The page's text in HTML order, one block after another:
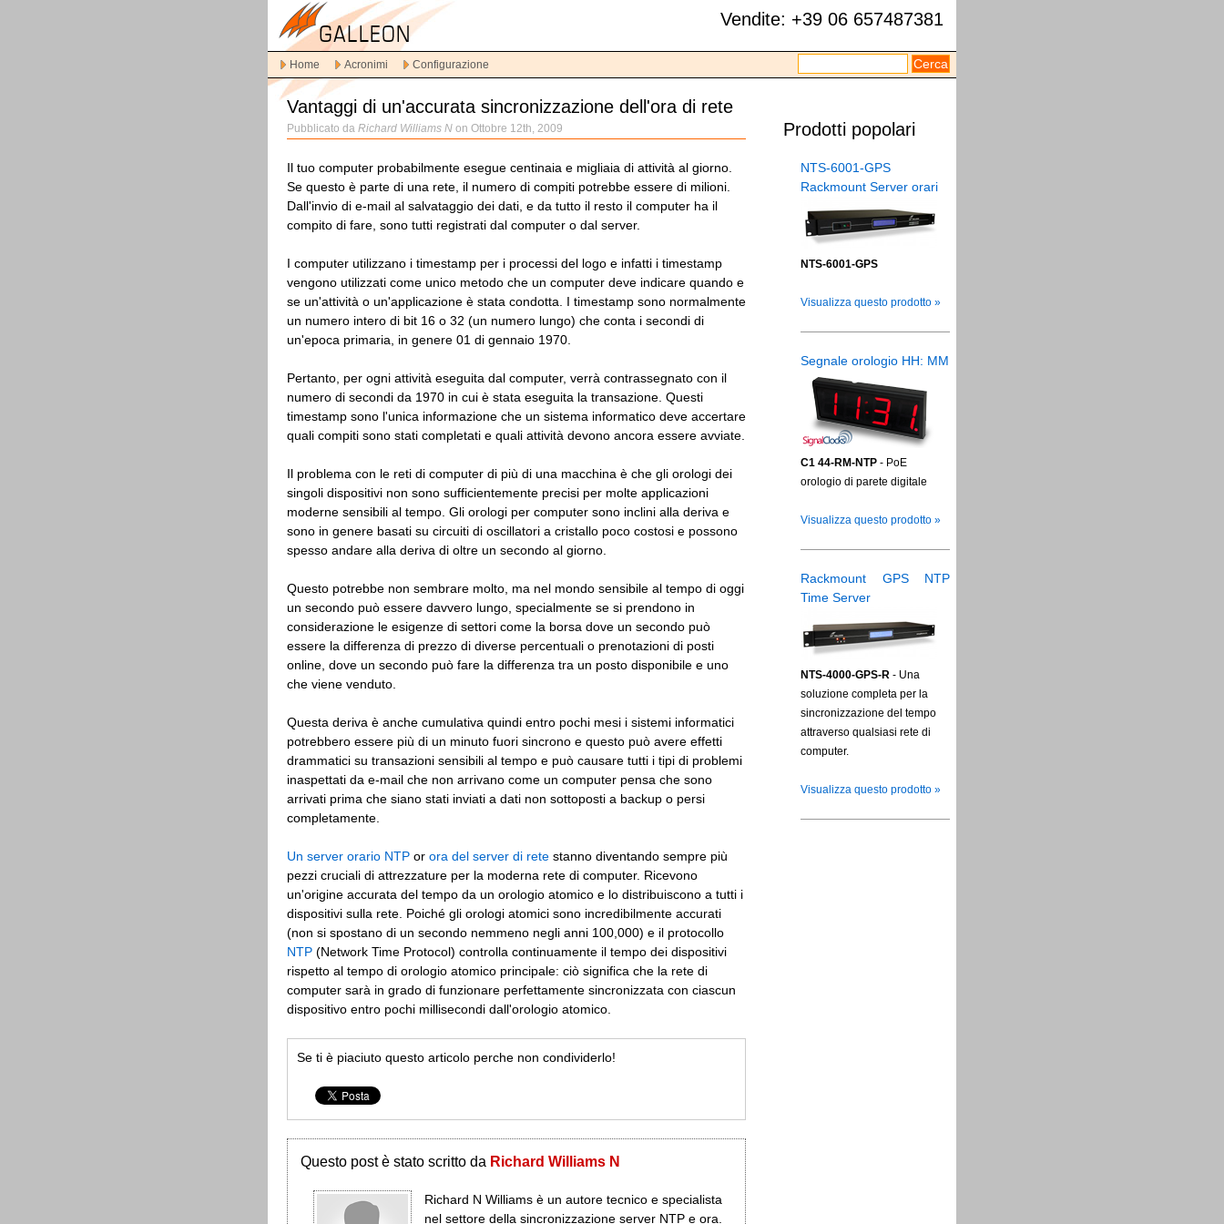
Vendite: +39 06 657487381
Home Acronimi Configurazione
Vantaggi di un'accurata sincronizzazione dell'ora di rete
Pubblicato da Richard Williams N on Ottobre 12th, 2009
Il tuo computer probabilmente esegue centinaia e migliaia di attività al giorno.
Se questo è parte di una rete, il numero di compiti potrebbe essere di milioni.
Dall'invio di e-mail al salvataggio dei dati, e da tutto il resto il computer ha il
compito di fare, sono tutti registrati dal computer o dal server.
I computer utilizzano i timestamp per i processi del logo e infatti i timestamp
vengono utilizzati come unico metodo che un computer deve indicare quando e
se un'attività o un'applicazione è stata condotta. I timestamp sono normalmente
un numero intero di bit 16 o 32 (un numero lungo) che conta i secondi di
un'epoca primaria, in genere 01 di gennaio 1970.
Pertanto, per ogni attività eseguita dal computer, verrà contrassegnato con il
numero di secondi da 1970 in cui è stata eseguita la transazione. Questi
timestamp sono l'unica informazione che un sistema informatico deve accertare
quali compiti sono stati completati e quali attività devono ancora essere avviate.
Il problema con le reti di computer di più di una macchina è che gli orologi dei
singoli dispositivi non sono sufficientemente precisi per molte applicazioni
moderne sensibili al tempo. Gli orologi per computer sono inclini alla deriva e
sono in genere basati su circuiti di oscillatori a cristallo poco costosi e possono
spesso andare alla deriva di oltre un secondo al giorno.
Questo potrebbe non sembrare molto, ma nel mondo sensibile al tempo di oggi
un secondo può essere davvero lungo, specialmente se si prendono in
considerazione le esigenze di settori come la borsa dove un secondo può
essere la differenza di prezzo di diverse percentuali o prenotazioni di posti
online, dove un secondo può fare la differenza tra un posto disponibile e uno
che viene venduto.
Questa deriva è anche cumulativa quindi entro pochi mesi i sistemi informatici
potrebbero essere più di un minuto fuori sincrono e questo può avere effetti
drammatici su transazioni sensibili al tempo e può causare tutti i tipi di problemi
inaspettati da e-mail che non arrivano come un computer pensa che sono
arrivati ​​prima che siano stati inviati a dati non sottoposti a backup o persi
completamente.
Un server orario NTP or ora del server di rete stanno diventando sempre più
pezzi cruciali di attrezzature per la moderna rete di computer. Ricevono
un'origine accurata del tempo da un orologio atomico e lo distribuiscono a tutti i
dispositivi sulla rete. Poiché gli orologi atomici sono incredibilmente accurati
(non si spostano di un secondo nemmeno negli anni 100,000) e il protocollo
NTP (Network Time Protocol) controlla continuamente il tempo dei dispositivi
rispetto al tempo di orologio atomico principale: ciò significa che la rete di
computer sarà in grado di funzionare perfettamente sincronizzata con ciascun
dispositivo entro pochi millisecondi dall'orologio atomico.
Se ti è piaciuto questo articolo perche non condividerlo!
Questo post è stato scritto da Richard Williams N
Richard N Williams è un autore tecnico e specialista
nel settore della sincronizzazione server NTP e ora.
Prodotti popolari
NTS-6001-GPS
Rackmount Server orari
NTS-6001-GPS
Visualizza questo prodotto »
Segnale orologio HH: MM
C1 44-RM-NTP - PoE
orologio di parete digitale
Visualizza questo prodotto »
Rackmount GPS NTP
Time Server
NTS-4000-GPS-R - Una
soluzione completa per la
sincronizzazione del tempo
attraverso qualsiasi rete di
computer.
Visualizza questo prodotto »